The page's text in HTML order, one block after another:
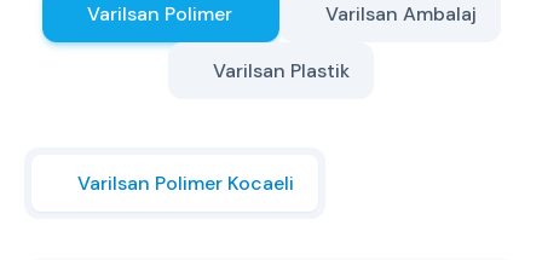
Varilsan Polimer Varilsan Ambalaj
Varilsan Plastik
Varilsan Polimer Kocaeli